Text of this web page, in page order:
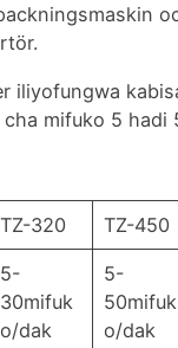
iliyofungwa
mifuko 5 hadi
TZ-320 TZ-450
5-
30mifuk
o/dak
5-
50mifuk
o/dak